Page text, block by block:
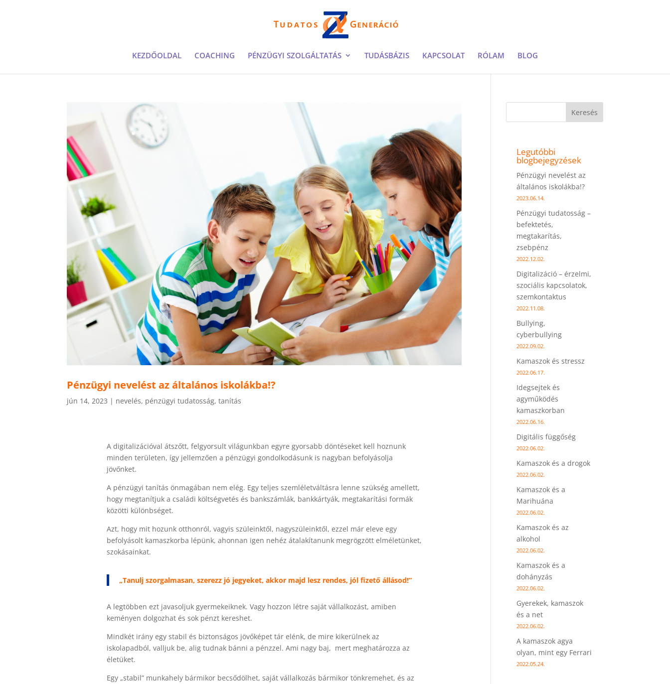
KEZDŐOLDAL COACHING PÉNZÜGYI SZOLGÁLTATÁS TUDÁSBÁZIS KAPCSOLAT RÓLAM BLOG
Pénzügyi nevelést az általános iskolákba!?
jún 14, 2023 | nevelés, pénzügyi tudatosság,tanítás
A digitalizációval átszőtt, felgyorsult világunkban egyre gyorsabb döntéseket kell hoznunk
minden területen, így jellemzően a pénzügyi gondolkodásunk is nagyban befolyásolja
jövőnket.
A pénzügyi tanítás önmagában nem elég. Egy teljes szemléletváltásra lenne szükség amellett,
hogy megtanítjuk a családi költségvetés és bankszámlák, bankkártyák, megtakarítási formák
közötti különbséget.
Azt, hogy mit hozunk otthonról, vagyis szüleinktől, nagyszüleinktől, ezzel már eleve egy
befolyásolt kamaszkorba lépünk, ahonnan igen nehéz átalakítanunk megrögzött elméletünket,
szokásainkat.
„Tanulj szorgalmasan, szerezz jó jegyeket, akkor majd lesz rendes, jól fizető állásod!”
A legtöbben ezt javasoljuk gyermekeiknek. Vagy hozzon létre saját vállalkozást, amiben
keményen dolgozhat és sok pénzt kereshet.
Mindkét irány egy stabil és biztonságos jövőképet tár elénk, de mire kikerülnek az
iskolapadból, valljuk be, alig tudnak bánni a pénzzel. Ami nagy baj, mert meghatározza az
életüket.
Egy „stabil” munkahely bármikor becsődölhet, saját vállalkozás bármikor tönkremehet, és az
Keresés
Legutóbbi
blogbejegyzések
Pénzügyi nevelést az
általános iskolákba!?
2023.06.14.
Pénzügyi tudatosság –
befektetés,
megtakarítás,
zsebpénz
2022.12.02.
Digitalizáció – érzelmi,
szociális kapcsolatok,
szemkontaktus
2022.11.08.
Bullying,
cyberbullying
2022.09.02.
Kamaszok és stressz
2022.06.17.
Idegsejtek és
agyműködés
kamaszkorban
2022.06.16.
Digitális függőség
2022.06.02.
Kamaszok és a drogok
2022.06.02.
Kamaszok és a
Marihuána
2022.06.02.
Kamaszok és az
alkohol
2022.06.02.
Kamaszok és a
dohányzás
2022.06.02.
Gyerekek, kamaszok
és a net
2022.06.02.
A kamaszok agya
olyan, mint egy Ferrari
2022.05.24.